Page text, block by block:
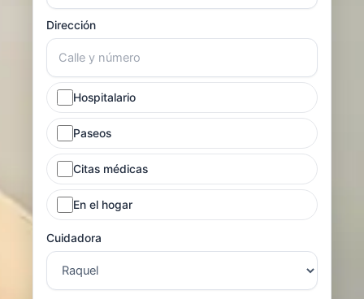
Dirección
Hospitalario
Paseos
Citas médicas
En el hogar
Cuidadora